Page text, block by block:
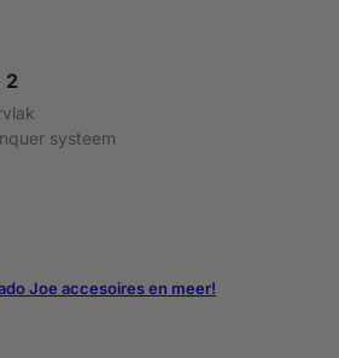
2
systeem
Joe accesoires en meer!